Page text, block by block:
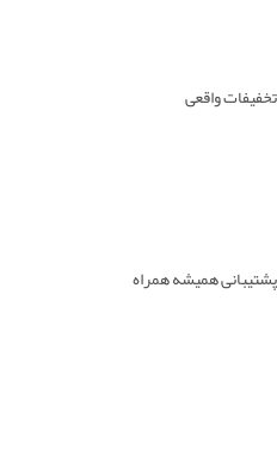
تخفیفات واقعی
پشتیبانی همیشه همراه